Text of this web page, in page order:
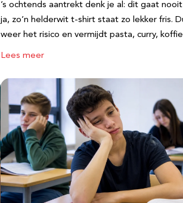
’s ochtends aantrekt denk je al: dit gaat
ja, zo’n helderwit t-shirt staat zo lekker fris.
weer het risico en vermijdt pasta, curry,
Lees meer